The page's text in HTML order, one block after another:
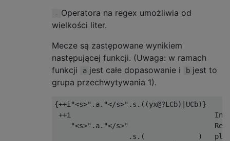
- Operatora na regex umożliwia od
wielkości liter.
Mecze są zastępowane wynikiem
następującej funkcji. (Uwaga: w ramach
funkcji
a jest całe dopasowanie i b jest to
grupa przechwytywania 1).
{++i"<s>".a."</s>".s.((yx@?LCb)|UCb)}
++i
"<s>".a."</s>"
.s.(             )